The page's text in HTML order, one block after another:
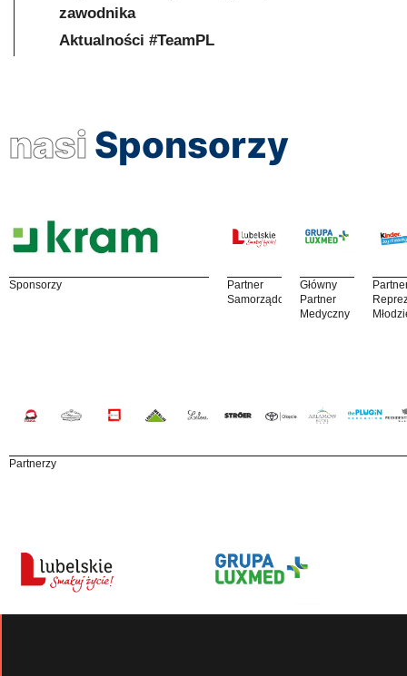
zawodnika
Aktualności #TeamPL
nasi Sponsorzy
Sponsorzy
Partner
Samorządowy
Główny
Partner
Medyczny
Partnerzy